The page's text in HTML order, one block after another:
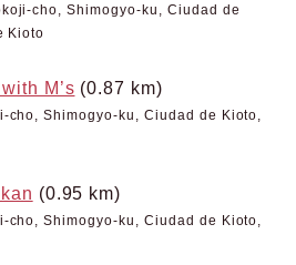
cho, Shimogyo-ku, Ciudad de
Kioto
M’s (0.87 km)
cho, Shimogyo-ku, Ciudad de Kioto,
(0.95 km)
cho, Shimogyo-ku, Ciudad de Kioto,